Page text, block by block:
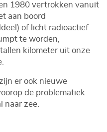
1980 vertrokken vanuit
aan boord
of licht radioactief
te worden,
kilometer uit onze
er ook nieuwe
de problematiek
naar zee.